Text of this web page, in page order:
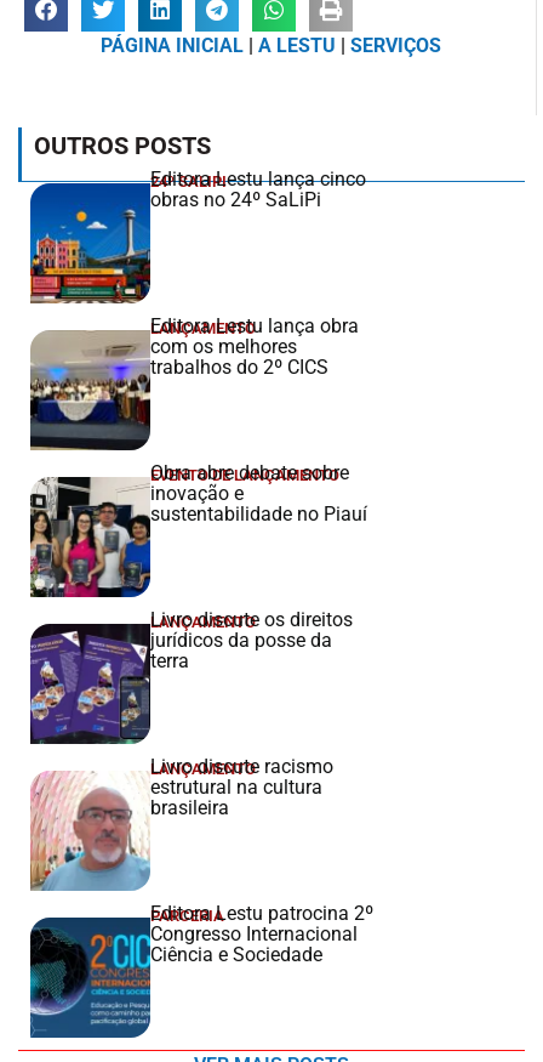
PÁGINA INICIAL A LESTU SERVIÇOS
OUTROS POSTS
24º SALIPI
Editora Lestu lança cinco
obras no 24º SaLiPi
LANÇAMENTO
Editora Lestu lança obra
com os melhores
trabalhos do 2º CICS
EVENTO DE LANÇAMENTO
Obra abre debate sobre
inovação e
sustentabilidade no Piauí
LANÇAMENTO
Livro discute os direitos
jurídicos da posse da
terra
LANÇAMENTO
Livro discute racismo
estrutural na cultura
brasileira
PARCERIA
Editora Lestu patrocina 2º
Congresso Internacional
Ciência e Sociedade